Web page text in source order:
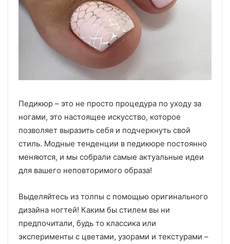
Педикюр – это не просто процедура по уходу за
ногами, это настоящее искусство, которое
позволяет выразить себя и подчеркнуть свой
стиль. Модные тенденции в педикюре постоянно
меняются, и мы собрали самые актуальные идеи
для вашего неповторимого образа!
Выделяйтесь из толпы с помощью оригинального
дизайна ногтей! Каким бы стилем вы ни
предпочитали, будь то классика или
эксперименты с цветами, узорами и текстурами –